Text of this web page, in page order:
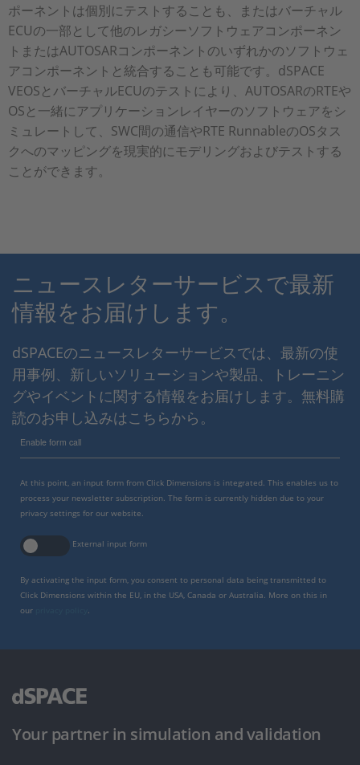
ポーネントは個別にテストすることも、またはバーチャル
ECUの一部として他のレガシーソフトウェアコンポーネン
トまたはAUTOSARコンポーネントのいずれかのソフトウェ
アコンポーネントと統合することも可能です。dSPACE
VEOSとバーチャルECUのテストにより、AUTOSARのRTEや
OSと一緒にアプリケーションレイヤーのソフトウェアをシ
ミュレートして、SWC間の通信やRTE RunnableのOSタス
クへのマッピングを現実的にモデリングおよびテストする
ことができます。
ニュースレターサービスで最新
情報をお届けします。
dSPACEのニュースレターサービスでは、最新の使
用事例、新しいソリューションや製品、トレーニン
グやイベントに関する情報をお届けします。無料購
読のお申し込みはこちらから。
Enable form call
At this point, an input form from Click Dimensions is integrated. This enables us to
process your newsletter subscription. The form is currently hidden due to your
privacy settings for our website.
External input form
By activating the input form, you consent to personal data being transmitted to
Click Dimensions within the EU, in the USA, Canada or Australia. More on this in
our
.
Your partner in simulation and validation